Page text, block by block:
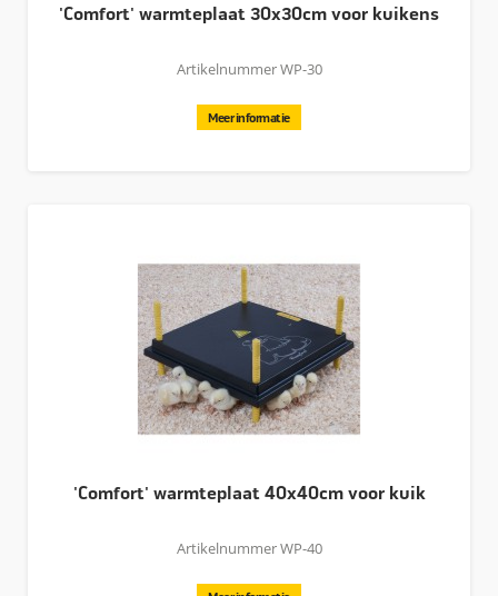
'Comfort' warmteplaat 30x30cm voor kuikens
Artikelnummer WP-30
Meer informatie
'Comfort' warmteplaat 40x40cm voor kuik
Artikelnummer WP-40